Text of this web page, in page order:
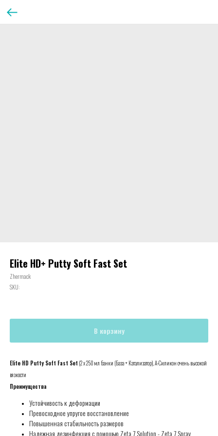
Elite HD+ Putty Soft Fast Set
Zhermack
SKU:
В корзину
Elite HD Putty Soft Fast Set (2 x 250 мл банки (База + Катализатор), А-Силикон очень высокой
вязкости
Преимущества
Устойчивость к деформации
Превосходное упругое восстановление
Повышенная стабильность размеров
Надежная дезинфекция с помощью Zeta 7 Solution - Zeta 7 Spray